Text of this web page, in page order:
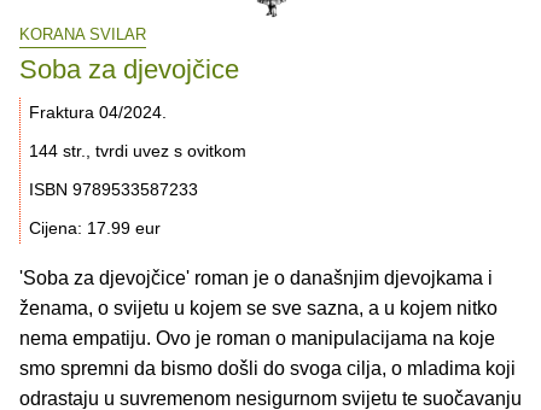
KORANA SVILAR
Soba za djevojčice
Fraktura 04/2024.
144 str., tvrdi uvez s ovitkom
ISBN 9789533587233
Cijena: 17.99 eur
'Soba za djevojčice' roman je o današnjim djevojkama i
ženama, o svijetu u kojem se sve sazna, a u kojem nitko
nema empatiju. Ovo je roman o manipulacijama na koje
smo spremni da bismo došli do svoga cilja, o mladima koji
odrastaju u suvremenom nesigurnom svijetu te suočavanju